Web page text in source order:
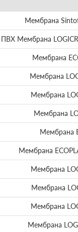
Мембрана
ПВХ Мембрана
Мембрана
Мембрана
Мембрана
Мембрана
Мембрана
Мембрана
Мембрана
Мембрана
Мембрана
Мембрана